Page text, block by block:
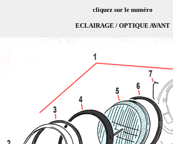
cliquez sur le numéro
ECLAIRAGE / OPTIQUE AVANT